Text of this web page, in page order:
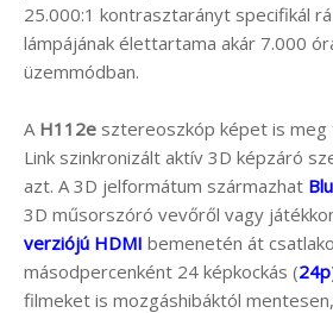
25.000:1 kontrasztarányt specifikál
lámpájának élettartama akár 7.000
üzemmódban.
A H112e sztereoszkóp képet is meg
Link szinkronizált aktív 3D képzáró
azt. A 3D jelformátum származhat
3D műsorszóró vevőről vagy
verziójú HDMI bemenetén át
másodpercenként 24 képkockás (24p
filmeket is mozgáshibáktól